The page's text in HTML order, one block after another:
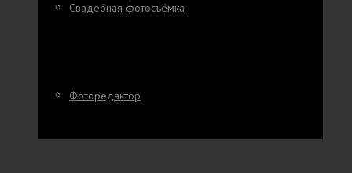
Свадебная фотосъёмка
Фоторедактор